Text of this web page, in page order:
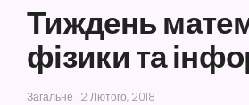
Тиждень
фізики та
Загальне 12 Лютого, 2018